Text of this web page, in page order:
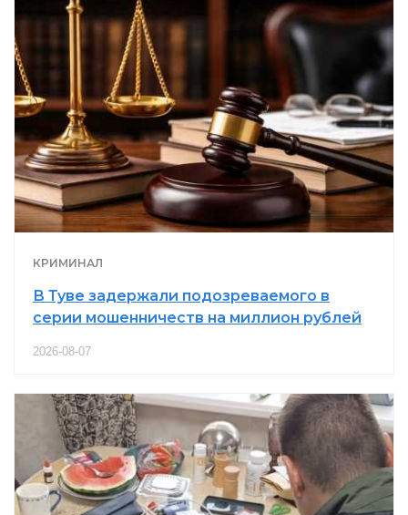
КРИМИНАЛ
В Туве задержали подозреваемого в
серии мошенничеств на миллион рублей
2026-08-07